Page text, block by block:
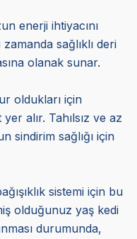
enerji ihtiyacını
zamanda sağlıklı deri
olanak sunar.
oldukları için
alır. Tahılsız ve az
sindirim sağlığı için
sistemi için bu
olduğunuz yaş kedi
durumunda,